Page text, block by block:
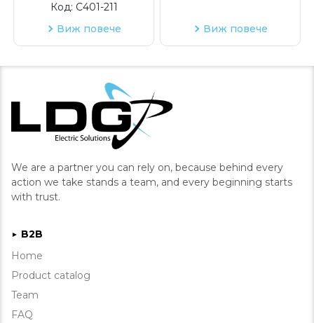
Код: C401-211
Виж повече
Виж повече
We are a partner you can rely on, because behind every
action we take stands a team, and every beginning starts
with trust.
► B2B
Home
Product catalog
Team
FAQ